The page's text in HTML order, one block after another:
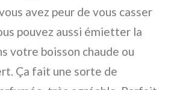
avez peur de vous casser
pouvez aussi émietter la
votre boisson chaude ou
Ça fait une sorte de